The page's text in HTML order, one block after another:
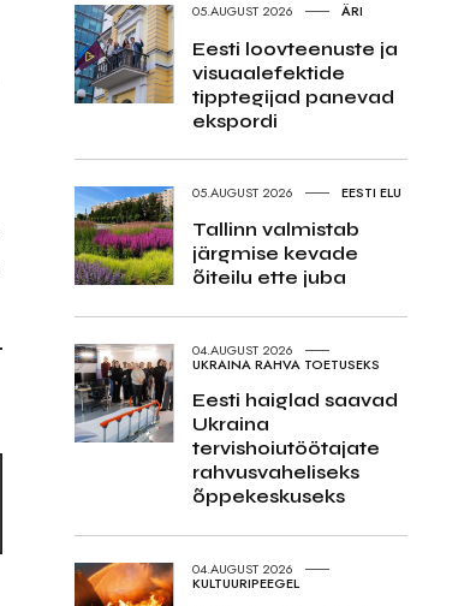
05.AUGUST 2026 ÄRI
Eesti loovteenuste ja
visuaalefektide
tipptegijad panevad
ekspordi
05.AUGUST 2026 EESTI ELU
Tallinn valmistab
järgmise kevade
õiteilu ette juba
04.AUGUST 2026
UKRAINA RAHVA TOETUSEKS
Eesti haiglad saavad
Ukraina
tervishoiutöötajate
rahvusvaheliseks
õppekeskuseks
04.AUGUST 2026
KULTUURIPEEGEL